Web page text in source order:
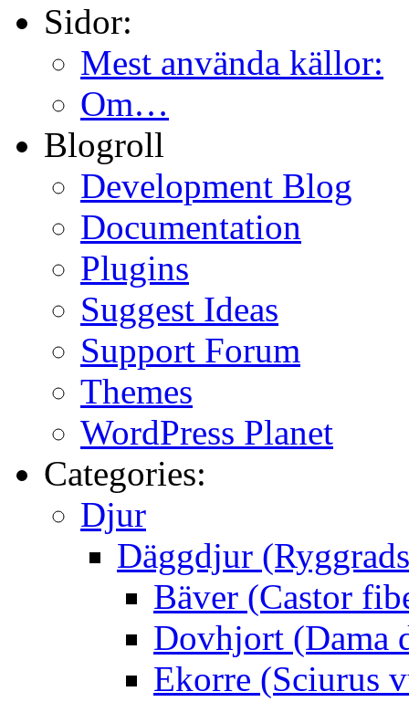
Sidor:
Mest använda källor:
Om…
Blogroll
Development Blog
Documentation
Plugins
Suggest Ideas
Support Forum
Themes
WordPress Planet
Categories:
Djur
Däggdjur
Bäver (Castor
Dovhjort (Dama
Ekorre (Sciurus